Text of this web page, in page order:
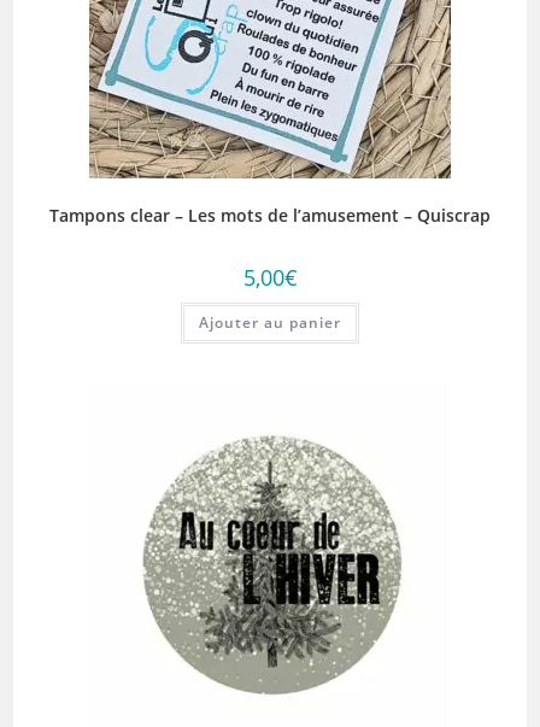
Tampons clear – Les mots de l’amusement – Quiscrap
5,00€
Ajouter au panier